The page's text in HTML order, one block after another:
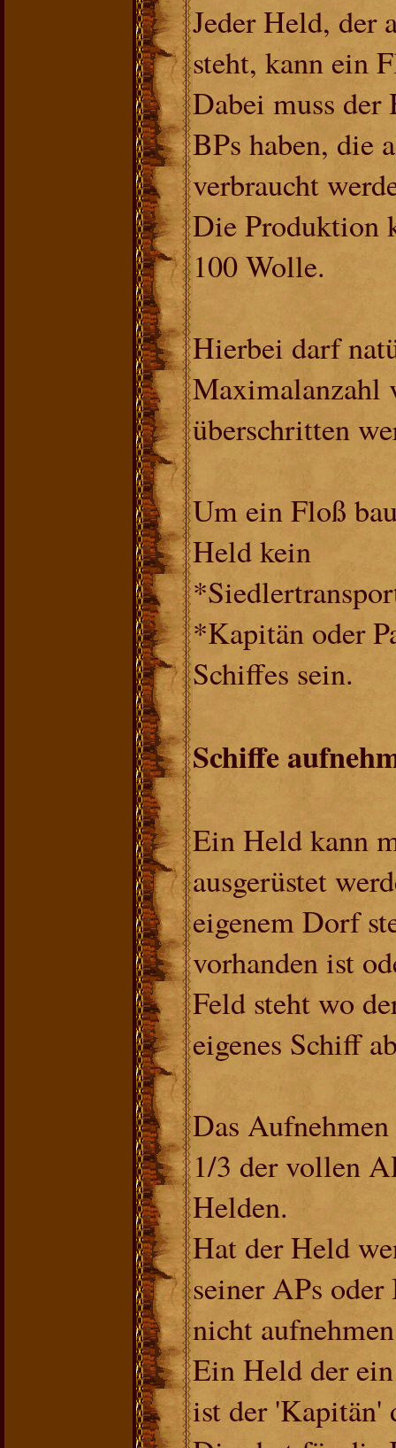
Jeder Held, der
steht, kann ein
Dabei muss
BPs haben, die
verbraucht
Die Produktion
100 Wolle.
Hierbei darf
Maximalanzahl
überschritten
Um ein Floß
Held kein
*Kapitän oder
Schiffes sein.
Schiffe
Ein Held kann
ausgerüstet
eigenem Dorf
vorhanden ist
Feld steht wo
eigenes Schiff
Das
1/3 der vollen
Helden.
Hat der Held
seiner APs
nicht
Ein Held der
ist der 'Kapitän'